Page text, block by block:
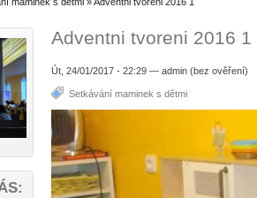
Adventni tvoreni 2016 1
Út, 24/01/2017 - 22:29 — admin (bez ověření)
Setkávání maminek s dětmi